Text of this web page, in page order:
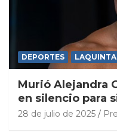
DEPORTES LAQUINTA
Murió Alejandra
en silencio para
28 de julio de 2025